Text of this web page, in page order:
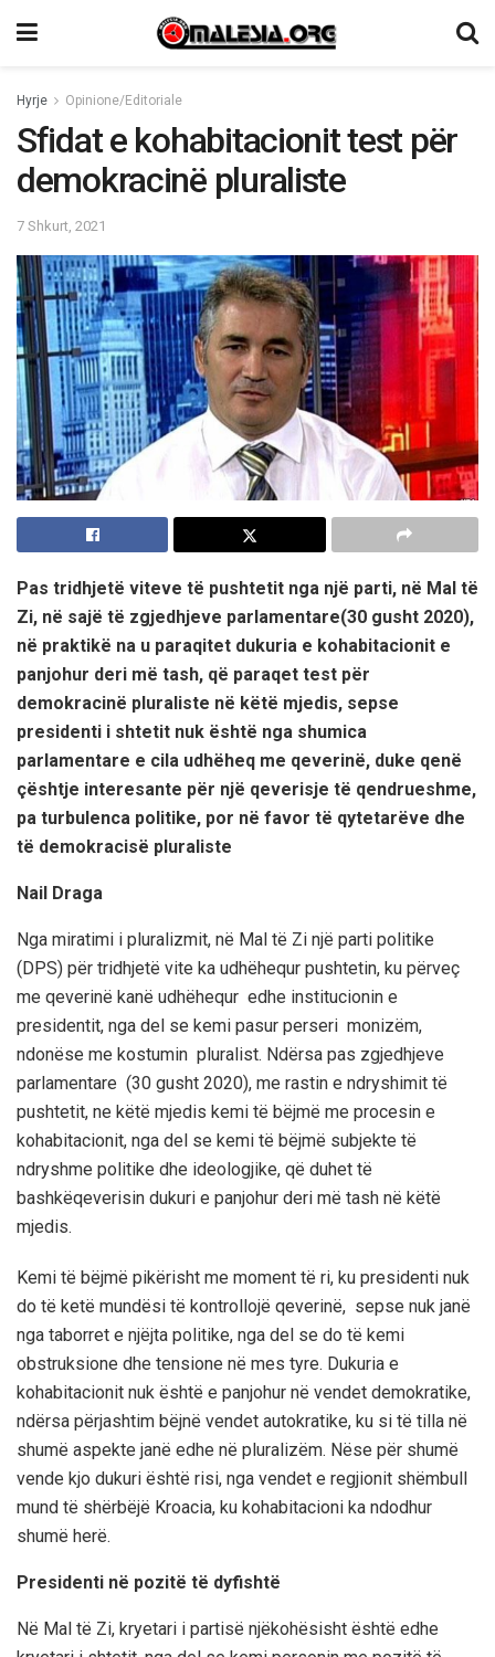
Hyrje Opinione/Editoriale
Sfidat e kohabitacionit test për
demokracinë pluraliste
7 Shkurt, 2021
Pas tridhjetë viteve të pushtetit nga një parti, në Mal të
Zi, në sajë të zgjedhjeve parlamentare(30 gusht 2020),
në praktikë na u paraqitet dukuria e kohabitacionit e
panjohur deri më tash, që paraqet test për
demokracinë pluraliste në këtë mjedis, sepse
presidenti i shtetit nuk është nga shumica
parlamentare e cila udhëheq me qeverinë, duke qenë
çështje interesante për një qeverisje të qendrueshme,
pa turbulenca politike, por në favor të qytetarëve dhe
të demokracisë pluraliste
Nail Draga
Nga miratimi i pluralizmit, në Mal të Zi një parti politike
(DPS) për tridhjetë vite ka udhëhequr pushtetin, ku përveç
me qeverinë kanë udhëhequr edhe institucionin e
presidentit, nga del se kemi pasur perseri monizëm,
ndonëse me kostumin pluralist. Ndërsa pas zgjedhjeve
parlamentare (30 gusht 2020), me rastin e ndryshimit të
pushtetit, ne këtë mjedis kemi të bëjmë me procesin e
kohabitacionit, nga del se kemi të bëjmë subjekte të
ndryshme politike dhe ideologjike, që duhet të
bashkëqeverisin dukuri e panjohur deri më tash në këtë
mjedis.
Kemi të bëjmë pikërisht me moment të ri, ku presidenti nuk
do të ketë mundësi të kontrollojë qeverinë, sepse nuk janë
nga taborret e njëjta politike, nga del se do të kemi
obstruksione dhe tensione në mes tyre. Dukuria e
kohabitacionit nuk është e panjohur në vendet demokratike,
ndërsa përjashtim bëjnë vendet autokratike, ku si të tilla në
shumë aspekte janë edhe në pluralizëm. Nëse për shumë
vende kjo dukuri është risi, nga vendet e regjionit shëmbull
mund të shërbëjë Kroacia, ku kohabitacioni ka ndodhur
shumë herë.
Presidenti në pozitë të dyfishtë
Në Mal të Zi, kryetari i partisë njëkohësisht është edhe